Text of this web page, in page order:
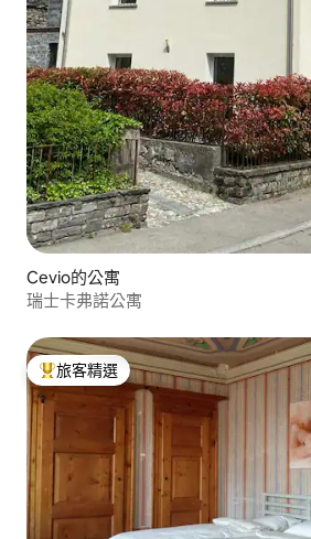
Cevio的公寓
瑞士卡弗諾公寓
旅客精選榜首
旅客精選